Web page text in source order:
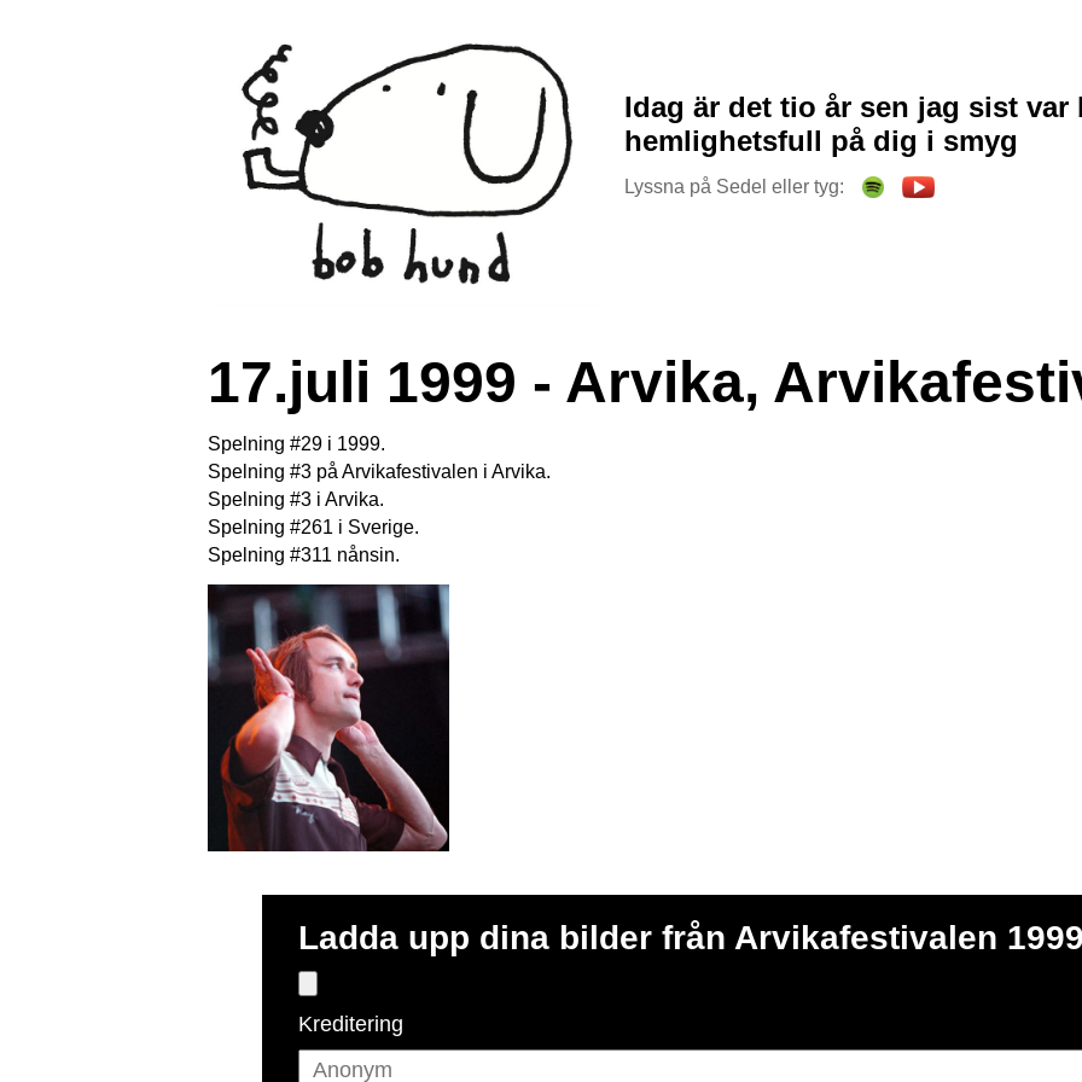
Idag är det tio år sen jag sist var
hemlighetsfull på dig i smyg
Lyssna på Sedel eller tyg:
17.juli 1999 - Arvika,
Spelning #29 i 1999.
Spelning #3 på Arvikafestivalen i Arvika.
Spelning #3 i Arvika.
Spelning #261 i Sverige.
Spelning #311 nånsin.
Ladda upp dina bilder från Arvikafestivalen
Kreditering